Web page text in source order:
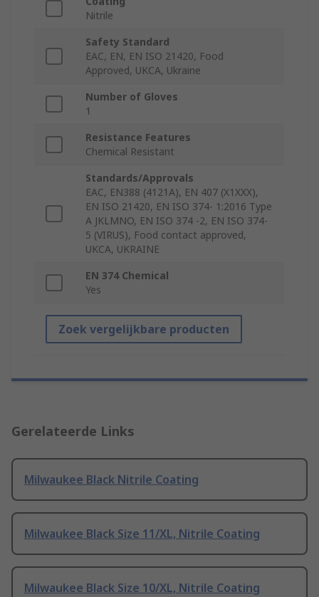
Nitrile
Safety Standard
EAC, EN, EN ISO 21420, Food
Approved, UKCA, Ukraine
Number of Gloves
1
Resistance Features
Chemical Resistant
Standards/Approvals
EAC, EN388 (4121A), EN 407 (X1XXX),
EN ISO 21420, EN ISO 374- 1:2016 Type
A JKLMNO, EN ISO 374 -2, EN ISO 374-
5 (VIRUS), Food contact approved,
UKCA, UKRAINE
EN 374 Chemical
Yes
Zoek vergelijkbare producten
Gerelateerde Links
Milwaukee Black Nitrile Coating
Milwaukee Black Size 11/XL, Nitrile Coating
Milwaukee Black Size 10/XL, Nitrile Coating